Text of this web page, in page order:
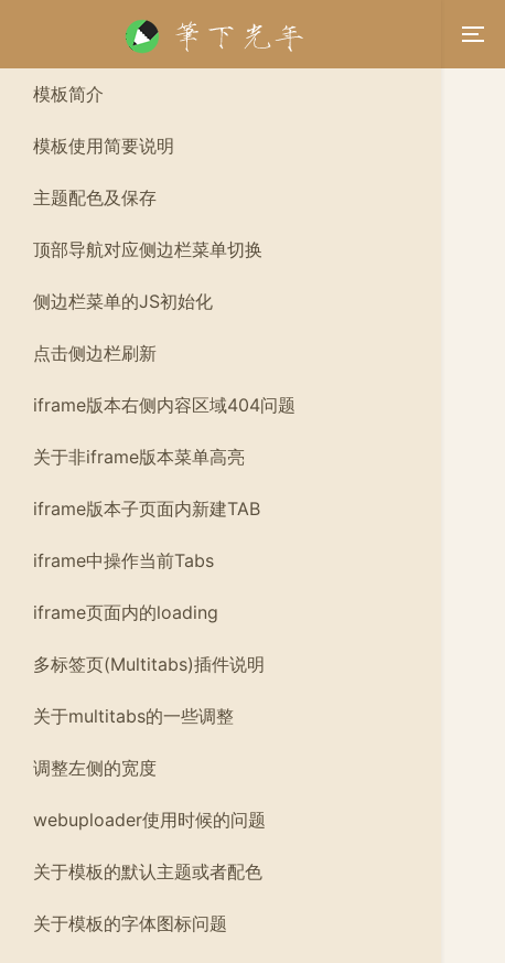
模板简介
模板使用简要说明
主题配色及保存
顶部导航对应侧边栏菜单切换
侧边栏菜单的JS初始化
点击侧边栏刷新
iframe版本右侧内容区域404问题
关于非iframe版本菜单高亮
iframe版本子页面内新建TAB
iframe中操作当前Tabs
iframe页面内的loading
多标签页(Multitabs)插件说明
关于multitabs的一些调整
调整左侧的宽度
webuploader使用时候的问题
关于模板的默认主题或者配色
关于模板的字体图标问题